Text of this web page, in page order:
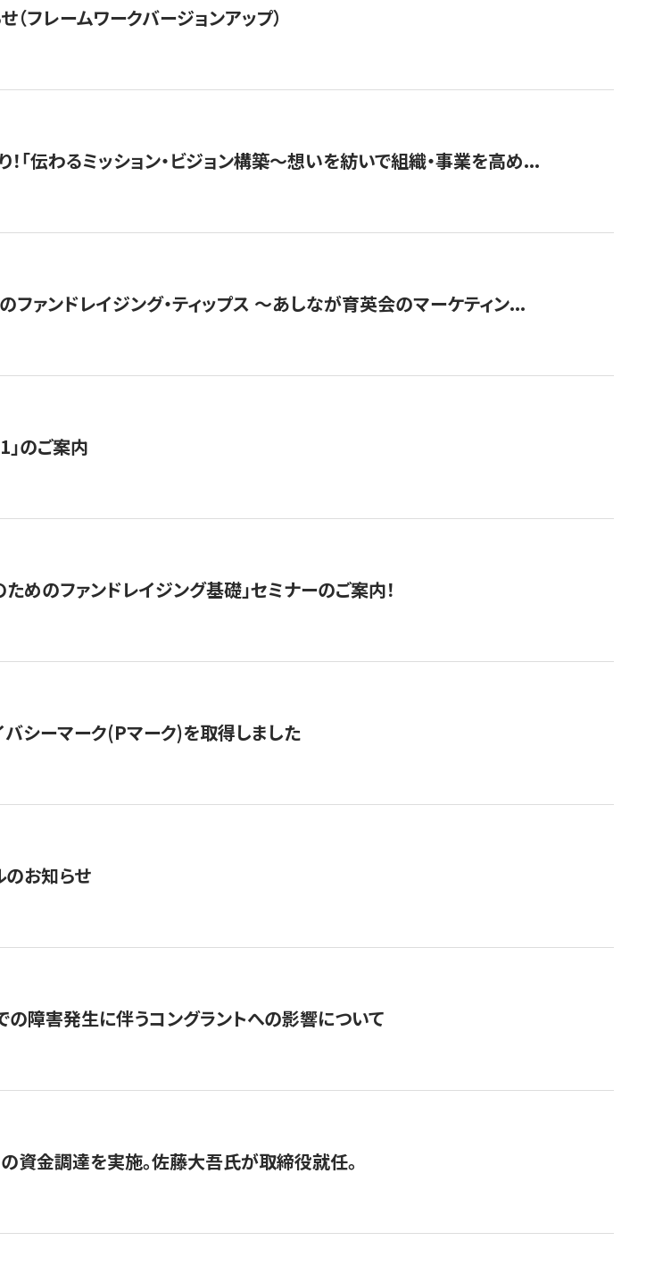
フレームワークバージョンアップ）
！「伝わるミッション・ビジョン構築〜想いを紡いで組織・事業を高め...
のファンドレイジング・ティップス 〜あしなが育英会のマーケティン...
のご案内
ためのファンドレイジング基礎」セミナーのご案内！
シーマーク(Pマーク)を取得しました
のお知らせ
の障害発生に伴うコングラントへの影響について
資金調達を実施。佐藤大吾氏が取締役就任。